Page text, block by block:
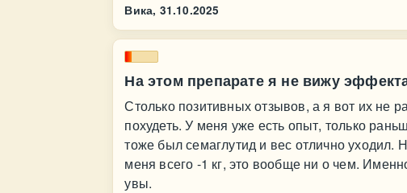
Вика, 31.10.2025
На этом препарате я не вижу
Столько позитивных отзывов, а я вот их не
похудеть. У меня уже есть опыт, только
тоже был семаглутид и вес отлично уходил.
меня всего -1 кг, это вообще ни о чем.
увы.